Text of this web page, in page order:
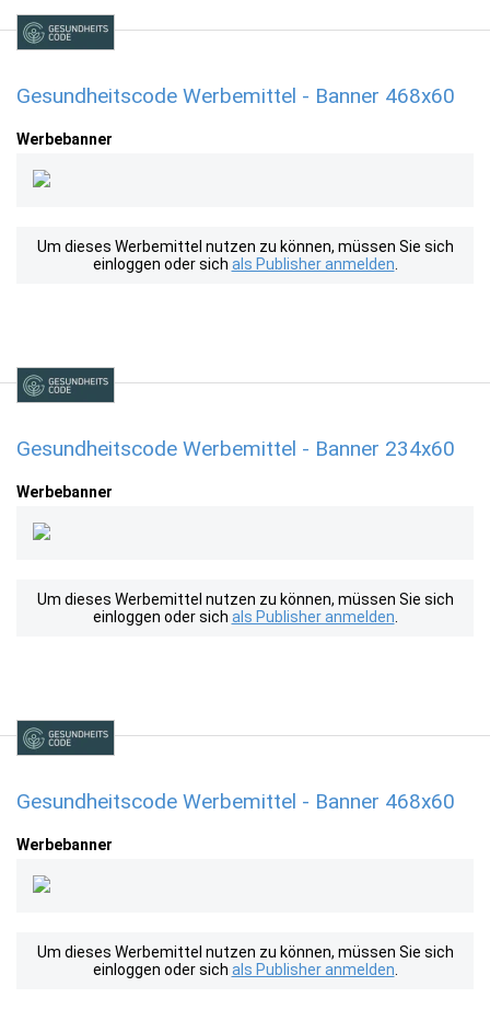
Gesundheitscode Werbemittel - Banner 468x60
Werbebanner
Um dieses Werbemittel nutzen zu können, müssen Sie sich
einloggen oder sich als Publisher anmelden
Gesundheitscode Werbemittel - Banner 234x60
Werbebanner
Um dieses Werbemittel nutzen zu können, müssen Sie sich
einloggen oder sich als Publisher anmelden
Gesundheitscode Werbemittel - Banner 468x60
Werbebanner
Um dieses Werbemittel nutzen zu können, müssen Sie sich
einloggen oder sich als Publisher anmelden